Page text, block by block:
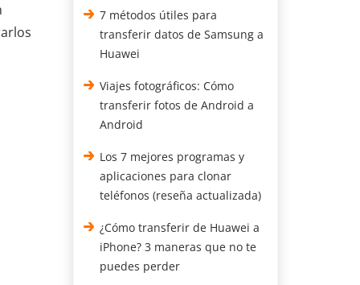
7 métodos útiles para
transferir datos de Samsung a
Huawei
Viajes fotográficos: Cómo
transferir fotos de Android a
Android
Los 7 mejores programas y
aplicaciones para clonar
teléfonos (reseña actualizada)
¿Cómo transferir de Huawei a
iPhone? 3 maneras que no te
puedes perder